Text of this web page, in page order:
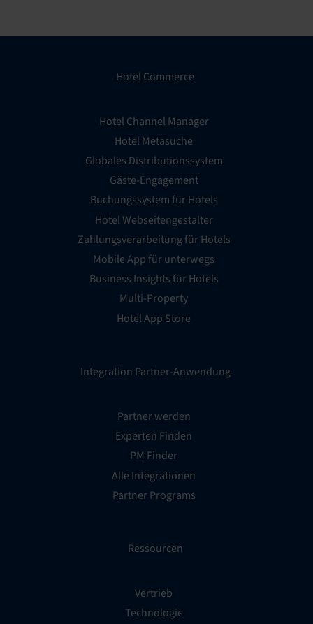
Hotel Commerce
Hotel Channel Manager
Hotel Metasuche
Globales Distributionssystem
Gäste-Engagement
Buchungssystem für Hotels
Hotel Webseitengestalter
Zahlungsverarbeitung für Hotels
Mobile App für unterwegs
Business Insights für Hotels
Multi-Property
Hotel App Store
Integration Partner-Anwendung
Partner werden
Experten Finden
PM Finder
Alle Integrationen
Partner Programs
Ressourcen
Vertrieb
Technologie